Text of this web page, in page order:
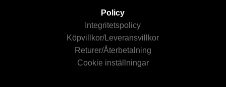
Policy
Integritetspolicy
Köpvillkor/Leveransvillkor
Returer/Återbetalning
Cookie inställningar